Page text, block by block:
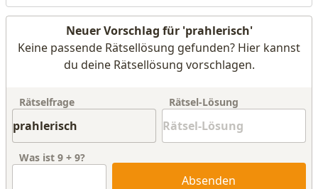
Neuer Vorschlag für 'prahlerisch'
Keine passende Rätsellösung gefunden? Hier kannst
du deine Rätsellösung vorschlagen.
Rätselfrage Rätsel-Lösung
Was ist 9 + 9?
Absenden